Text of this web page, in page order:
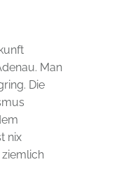
Man
Die
nix